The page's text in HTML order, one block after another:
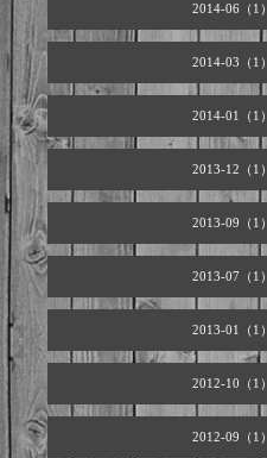
2014-06（1）
2014-03（1）
2014-01（1）
2013-12（1）
2013-09（1）
2013-07（1）
2013-01（1）
2012-10（1）
2012-09（1）